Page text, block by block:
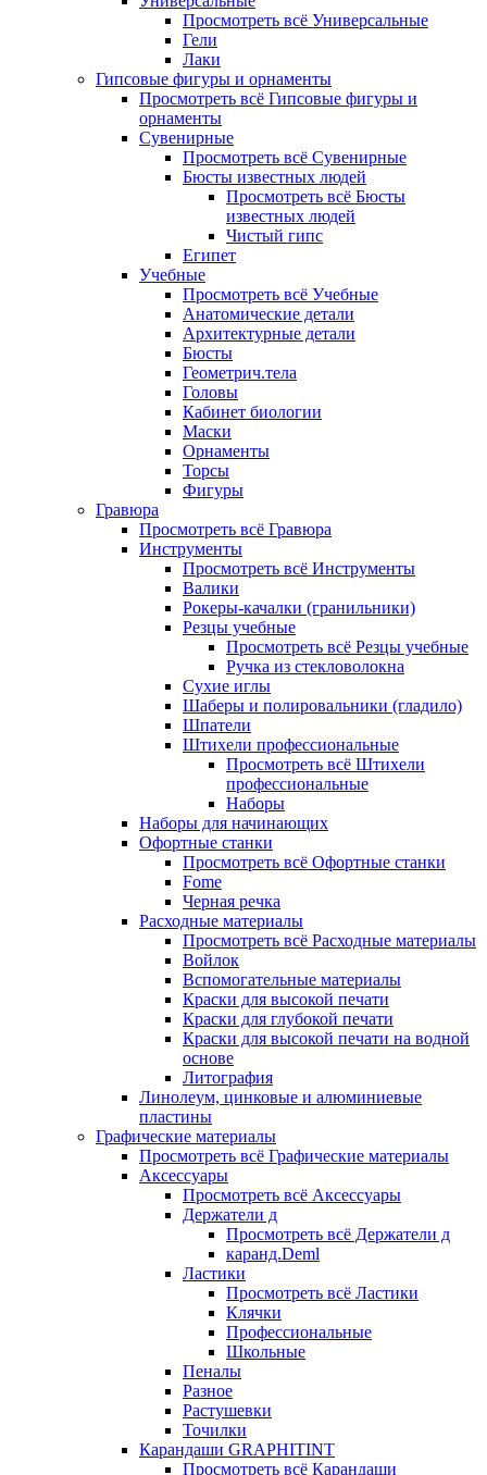
Просмотреть всё Универсальные
Гели
Лаки
Гипсовые фигуры и орнаменты
Просмотреть всё Гипсовые фигуры и
орнаменты
Сувенирные
Просмотреть всё Сувенирные
Бюсты известных людей
Просмотреть всё Бюсты
известных людей
Чистый гипс
Египет
Учебные
Просмотреть всё Учебные
Анатомические детали
Архитектурные детали
Бюсты
Геометрич.тела
Головы
Кабинет биологии
Маски
Орнаменты
Торсы
Фигуры
Гравюра
Просмотреть всё Гравюра
Инструменты
Просмотреть всё Инструменты
Валики
Рокеры-качалки (гранильники)
Резцы учебные
Просмотреть всё Резцы учебные
Ручка из стекловолокна
Сухие иглы
Шаберы и полировальники (гладило)
Шпатели
Штихели профессиональные
Просмотреть всё Штихели
профессиональные
Наборы
Наборы для начинающих
Офортные станки
Просмотреть всё Офортные станки
Fome
Черная речка
Расходные материалы
Просмотреть всё Расходные материалы
Войлок
Вспомогательные материалы
Краски для высокой печати
Краски для глубокой печати
Краски для высокой печати на водной
основе
Литография
Линолеум, цинковые и алюминиевые
пластины
Графические материалы
Просмотреть всё Графические материалы
Аксессуары
Просмотреть всё Аксессуары
Держатели д
Просмотреть всё Держатели д
каранд.Deml
Ластики
Просмотреть всё Ластики
Клячки
Профессиональные
Школьные
Пеналы
Разное
Растушевки
Точилки
Карандаши GRAPHITINT
Просмотреть всё Карандаши